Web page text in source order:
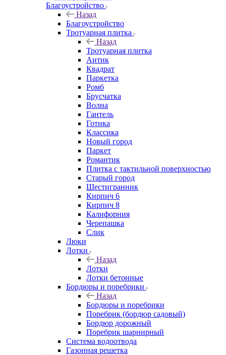
Благоустройство
Назад
Благоустройство
Тротуарная плитка
Назад
Тротуарная плитка
Антик
Квадрат
Паркетка
Ромб
Брусчатка
Волна
Гантель
Готика
Классика
Новый город
Паркет
Романтик
Плитка с тактильной поверхностью
Старый город
Шестигранник
Кирпич 6
Кирпич 8
Калифорния
Черепашка
Слик
Люки
Лотки
Назад
Лотки
Лотки бетонные
Бордюры и поребрики
Назад
Бордюры и поребрики
Поребрик (бордюр садовый)
Бордюр дорожный
Поребрик шарнирный
Система водоотвода
Газонная решетка